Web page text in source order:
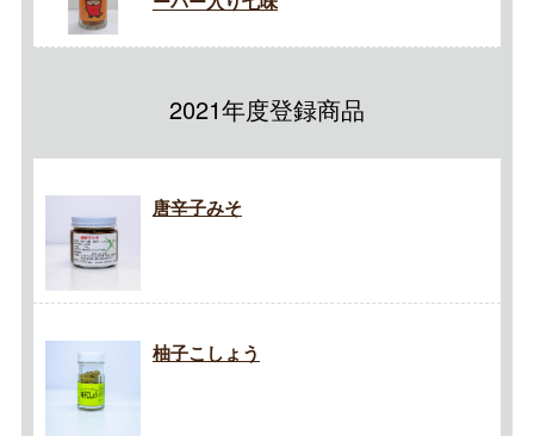
2021年度登録商品
唐辛子みそ
柚子こしょう